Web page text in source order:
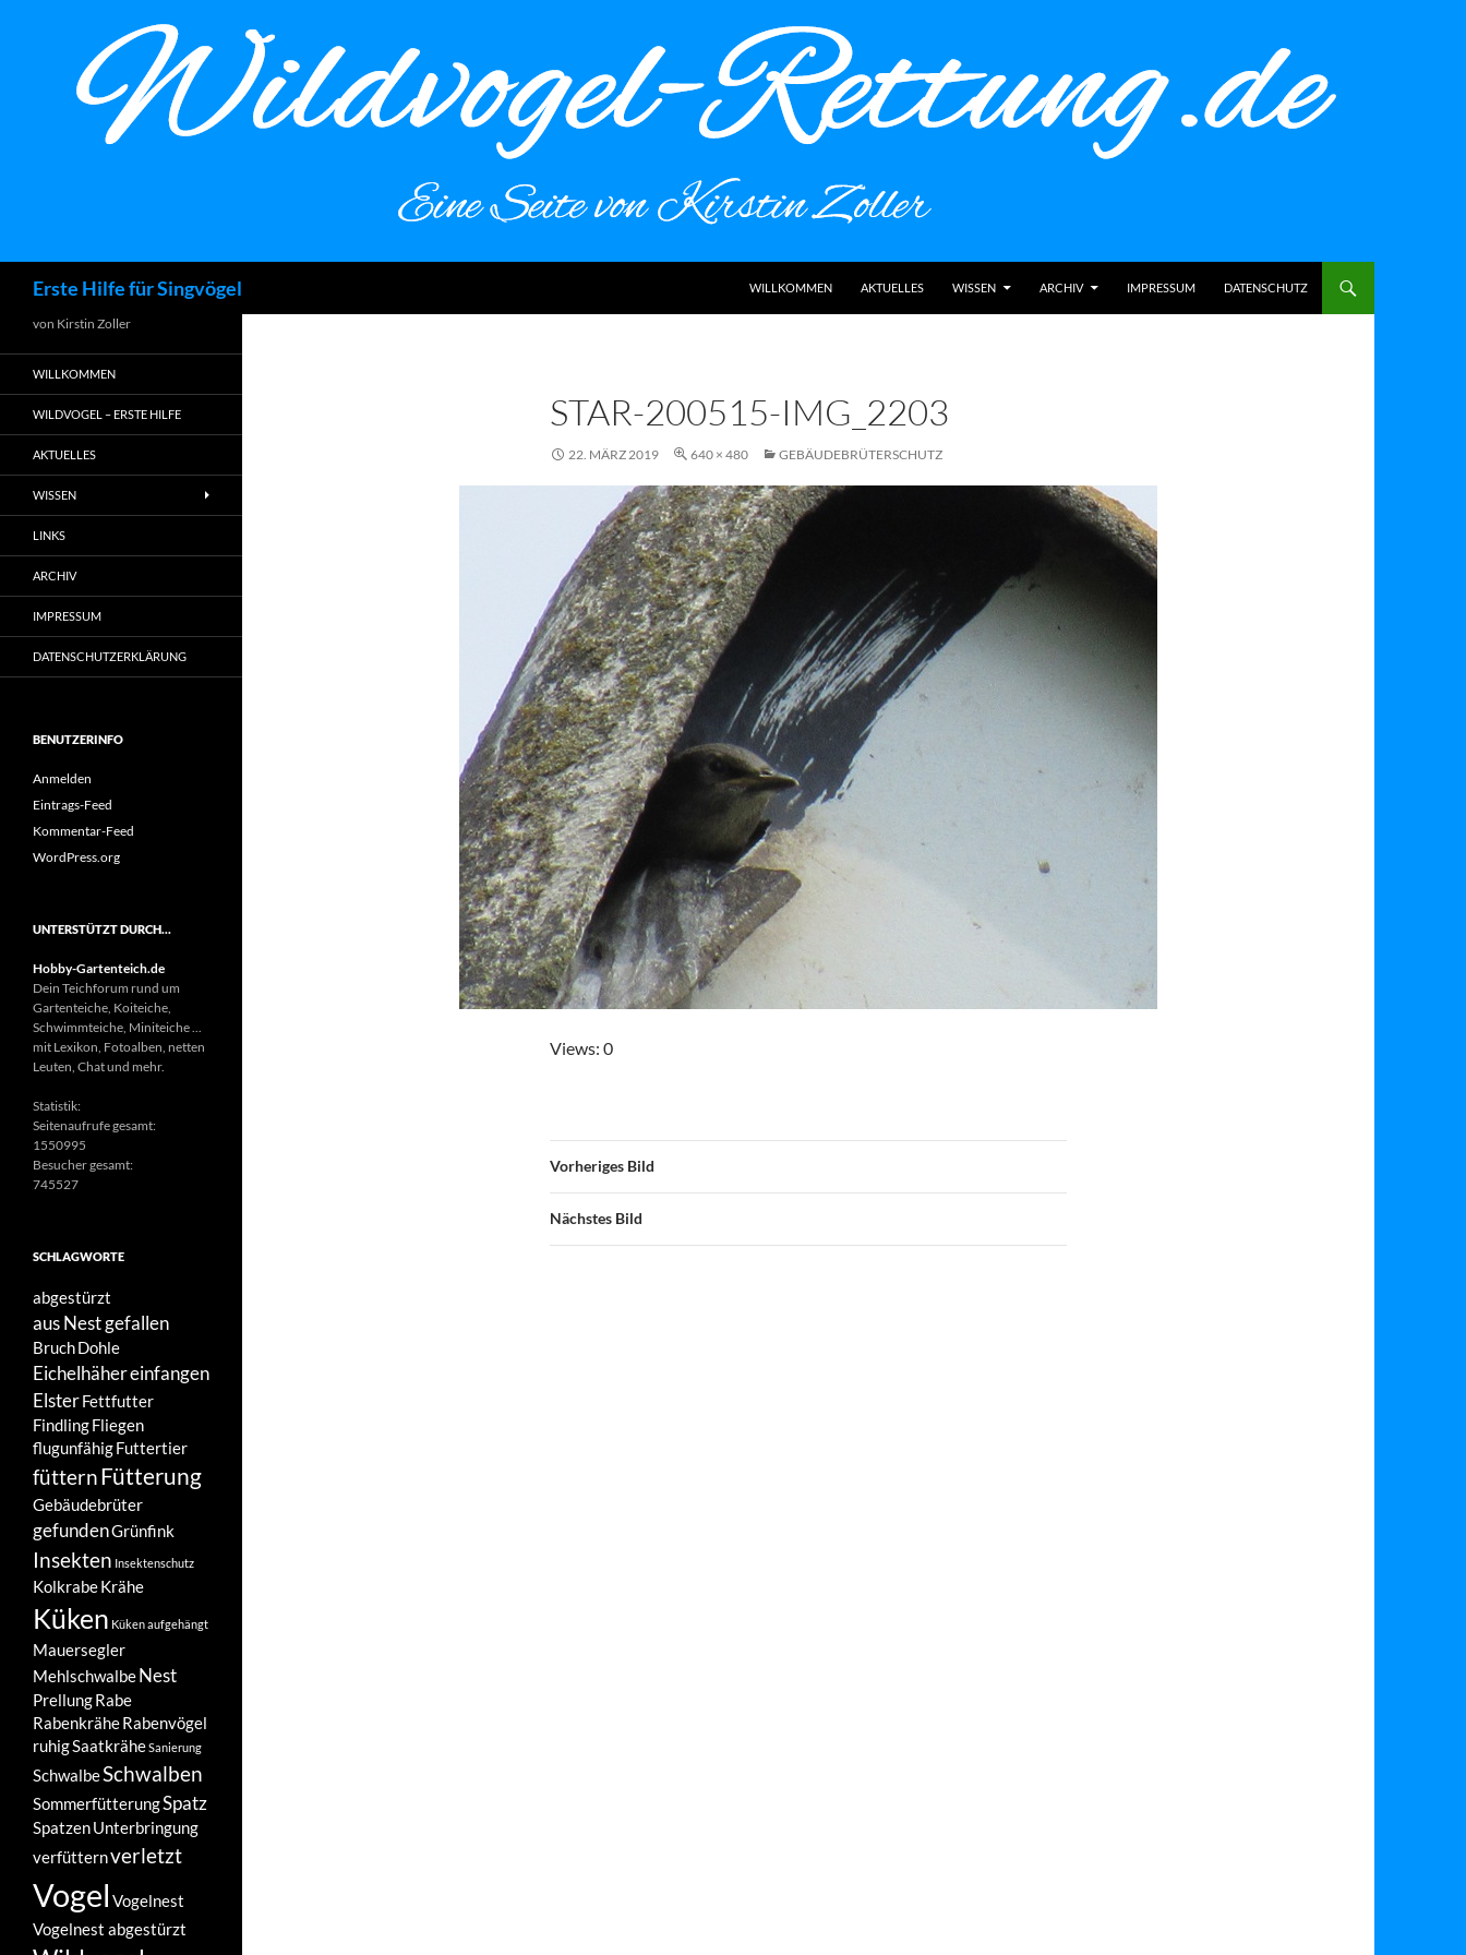
Erste Hilfe für Singvögel WILLKOMMEN AKTUELLES WISSEN ARCHIV IMPRESSUM DATENSCHUTZ
STAR-200515-IMG_2203
22. MÄRZ 2019 640 × 480 GEBÄUDEBRÜTERSCHUTZ
Views: 0
Vorheriges Bild
Nächstes Bild
von Kirstin Zoller
WILLKOMMEN
WILDVOGEL – ERSTE HILFE
AKTUELLES
WISSEN
LINKS
ARCHIV
IMPRESSUM
DATENSCHUTZERKLÄRUNG
BENUTZERINFO
Anmelden
Eintrags-Feed
Kommentar-Feed
WordPress.org
UNTERSTÜTZT DURCH…
Hobby-Gartenteich.de
Dein Teichforum rund um
Gartenteiche, Koiteiche,
Schwimmteiche, Miniteiche ...
mit Lexikon, Fotoalben, netten
Leuten, Chat und mehr.
Statistik:
Seitenaufrufe gesamt:
1550995
Besucher gesamt:
745527
SCHLAGWORTE
abgestürzt
aus Nest gefallen
BruchDohle
Eichelhähereinfangen
ElsterFettfutter
FindlingFliegen
flugunfähigFuttertier
fütternFütterung
Gebäudebrüter
gefundenGrünfink
Insekten Insektenschutz
KolkrabeKrähe
Küken Küken aufgehängt
Mauersegler
MehlschwalbeNest
PrellungRabe
RabenkräheRabenvögel
ruhigSaatkräheSanierung
SchwalbeSchwalben
SommerfütterungSpatz
SpatzenUnterbringung
verfütternverletzt
Vogel Vogelnest
Vogelnest abgestürzt